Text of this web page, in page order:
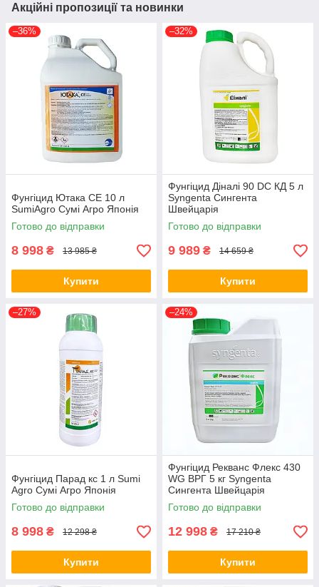
Акційні пропозиції та новинки
–36%
Фунгіцид Ютака СЕ 10 л
SumiAgro Сумі Агро Японія
Готово до відправки
8 998 ₴ 13 985 ₴
Купити
–32%
Фунгіцид Діналі 90 DC КД 5 л
Syngenta Сингента
Швейцарія
Готово до відправки
9 989 ₴ 14 659 ₴
Купити
–27%
Фунгіцид Парад кс 1 л Sumi
Agro Сумі Агро Японія
Готово до відправки
8 998 ₴ 12 298 ₴
Купити
–24%
Фунгіцид Рекванс Флекс 430
WG ВРГ 5 кг Syngenta
Сингента Швейцарія
Готово до відправки
12 998 ₴ 17 210 ₴
Купити